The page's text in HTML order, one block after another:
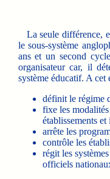
La seule différence,
le sous-système
ans et un second
organisateur car, il
système éducatif. A cet
définit le régime
fixe les
établissements
arrête les
contrôle les
régit les
officiels